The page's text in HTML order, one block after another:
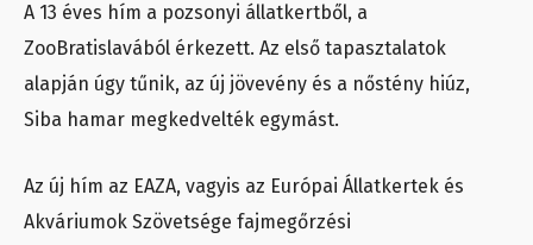
A 13 éves hím a pozsonyi állatkertből, a
ZooBratislavából érkezett. Az első tapasztalatok
alapján úgy tűnik, az új jövevény és a nőstény hiúz,
Siba hamar megkedvelték egymást.
Az új hím az EAZA, vagyis az Európai Állatkertek és
Akváriumok Szövetsége fajmegőrzési